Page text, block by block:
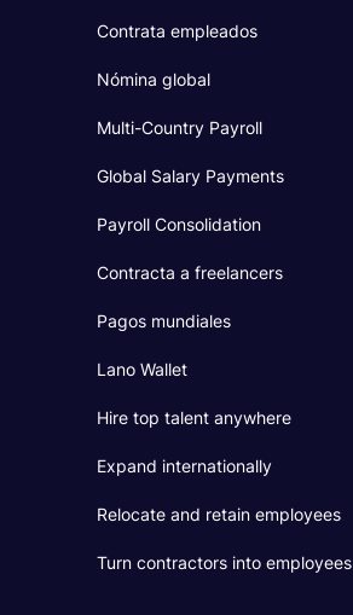
Contrata empleados
Nómina global
Multi-Country Payroll
Global Salary Payments
Payroll Consolidation
Contracta a freelancers
Pagos mundiales
Lano Wallet
Hire top talent anywhere
Expand internationally
Relocate and retain employees
Turn contractors into employees